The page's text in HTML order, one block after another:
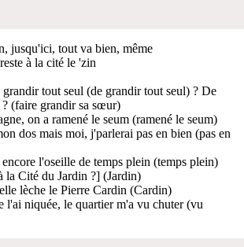
jusqu'ici, tout va bien, même
à la cité le 'zin
grandir tout seul (de grandir tout seul) ? De
(faire grandir sa sœur)
on a ramené le seum (ramené le seum)
dos mais moi, j'parlerai pas en bien (pas en
l'oseille de temps plein (temps plein)
Cité du Jardin ?] (Jardin)
lèche le Pierre Cardin (Cardin)
l'ai niquée, le quartier m'a vu chuter (vu